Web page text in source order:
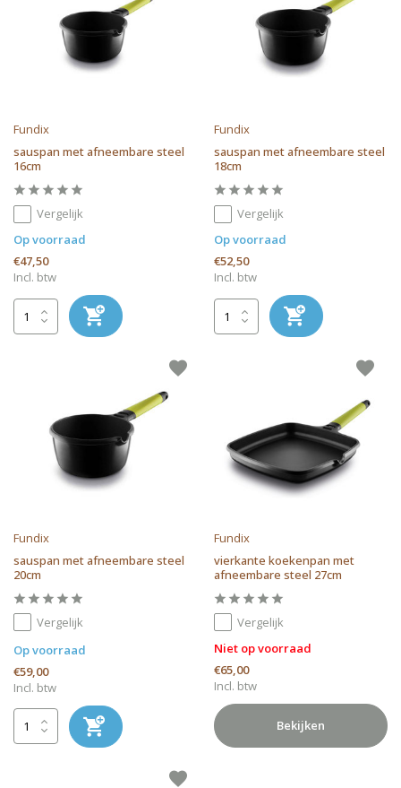
Fundix
sauspan met afneembare steel
16cm
Vergelijk
Op voorraad
€47,50
Incl. btw
Fundix
sauspan met afneembare steel
18cm
Vergelijk
Op voorraad
€52,50
Incl. btw
Fundix
sauspan met afneembare steel
20cm
Vergelijk
Op voorraad
€59,00
Incl. btw
Fundix
vierkante koekenpan met
afneembare steel 27cm
Vergelijk
Niet op voorraad
€65,00
Incl. btw
Bekijken